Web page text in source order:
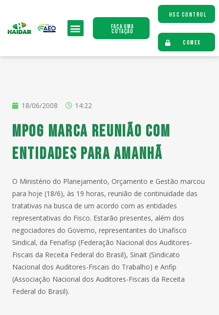
Faça uma
Cotação
HSC CONTROL
COMEX
18/06/2008 14:22
MPOG marca reunião com
entidades para amanhã
O Ministério do Planejamento, Orçamento e Gestão marcou
para hoje (18/6), às 19 horas, reunião de continuidade das
tratativas na busca de um acordo com as entidades
representativas do Fisco. Estarão presentes, além dos
negociadores do Governo, representantes do Unafisco
Sindical, da Fenafisp (Federação Nacional dos Auditores-
Fiscais da Receita Federal do Brasil), Sinait (Sindicato
Nacional dos Auditores-Fiscais do Trabalho) e Anfip
(Associação Nacional dos Auditores-Fiscais da Receita
Federal do Brasil).